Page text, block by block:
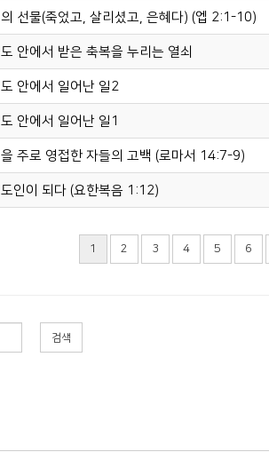
선물(죽었고, 살리셨고, 은혜다) (엡 2:1-10)
안에서 받은 축복을 누리는 열쇠
안에서 일어난 일2
안에서 일어난 일1
주로 영접한 자들의 고백 (로마서 14:7-9)
인이 되다 (요한복음 1:12)
1 2 3 4 5 6
검색